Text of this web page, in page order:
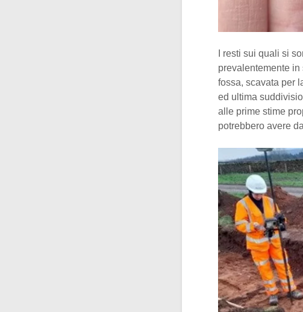
I resti sui quali si
prevalentemente
fossa, scavata per
ed ultima
alle prime stime
potrebbero avere